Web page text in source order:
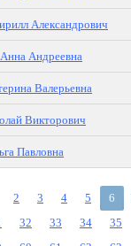
Александрович
Андреевна
Валерьевна
Викторович
Павловна
2 3 4 5 6
32 33 34 35